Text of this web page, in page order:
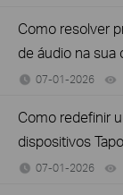
Como resolver
de áudio na sua
07-01-2026
Como redefinir
dispositivos
07-01-2026